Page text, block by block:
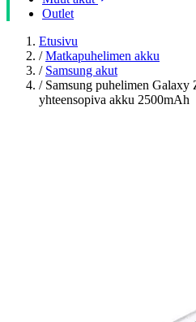
Outlet
Etusivu
/ Matkapuhelimen akku
/ Samsung akut
/ Samsung puhelimen
yhteensopiva akku 2500mAh